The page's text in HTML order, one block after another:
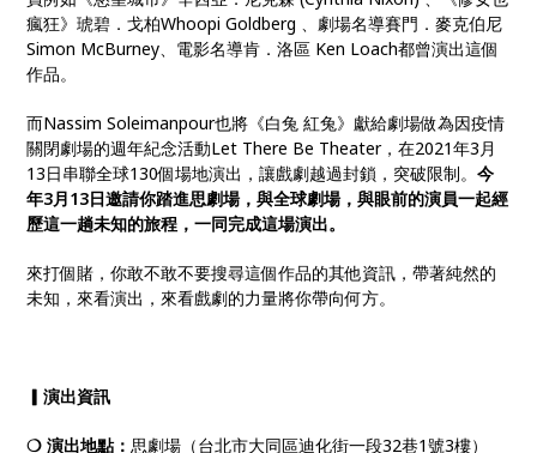
瘋狂》琥碧．戈柏Whoopi Goldberg 、劇場名導賽門．麥克伯尼
Simon McBurney、電影名導肯．洛區 Ken Loach都曾演出這個
作品。
而Nassim Soleimanpour也將《白兔 紅兔》獻給劇場做為因疫情
關閉劇場的週年紀念活動Let There Be Theater，在2021年3月
13日串聯全球130個場地演出，讓戲劇越過封鎖，突破限制。今
年3月13日邀請你踏進思劇場，與全球劇場，與眼前的演員一起經
歷這一趟未知的旅程，一同完成這場演出。
來打個賭，你敢不敢不要搜尋這個作品的其他資訊，帶著純然的
未知，來看演出，來看戲劇的力量將你帶向何方。
▎演出資訊
❍ 演出地點：思劇場（台北市大同區迪化街一段32巷1號3樓）